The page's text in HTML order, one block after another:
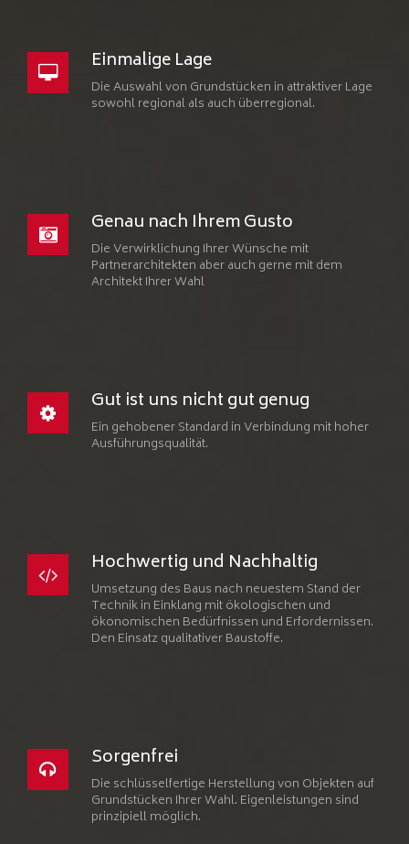
Einmalige Lage
Die Auswahl von Grundstücken in attraktiver Lage
sowohl regional als auch überregional.
Genau nach Ihrem Gusto
Die Verwirklichung Ihrer Wünsche mit
Partnerarchitekten aber auch gerne mit dem
Architekt Ihrer Wahl
Gut ist uns nicht gut genug
Ein gehobener Standard in Verbindung mit hoher
Ausführungsqualität.
Hochwertig und Nachhaltig
Umsetzung des Baus nach neuestem Stand der
Technik in Einklang mit ökologischen und
ökonomischen Bedürfnissen und Erfordernissen.
Den Einsatz qualitativer Baustoffe.
Sorgenfrei
Die schlüsselfertige Herstellung von Objekten auf
Grundstücken Ihrer Wahl. Eigenleistungen sind
prinzipiell möglich.